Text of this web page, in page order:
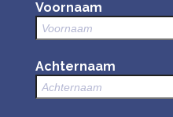
Voornaam
Achternaam